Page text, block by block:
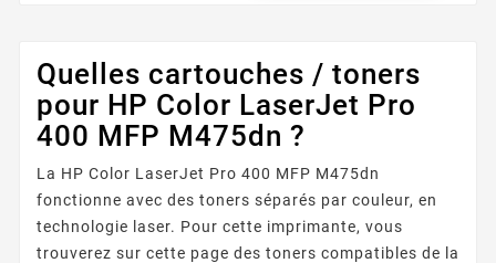
Quelles cartouches / toners
pour HP Color LaserJet Pro
400 MFP M475dn ?
La HP Color LaserJet Pro 400 MFP M475dn
fonctionne avec des toners séparés par couleur, en
technologie laser. Pour cette imprimante, vous
trouverez sur cette page des toners compatibles de la